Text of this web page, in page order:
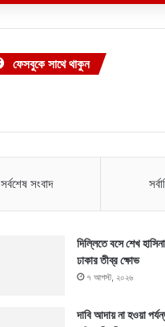
ফেসবুকে সাথে থাকুন
সর্বশেষ সংবাদ
দিল্লিতে বসে শেখ
ঢাকার তীব্র ক্ষোভ
৭ আগস্ট, ২০২৬
দাবি আদায় না হওয়া